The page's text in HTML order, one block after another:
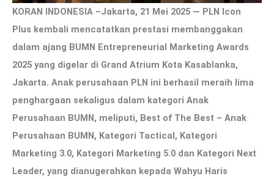
KORAN INDONESIA –Jakarta, 21 Mei 2025 — PLN Icon
Plus kembali mencatatkan prestasi membanggakan
dalam ajang BUMN Entrepreneurial Marketing Awards
2025 yang digelar di Grand Atrium Kota Kasablanka,
Jakarta. Anak perusahaan PLN ini berhasil meraih lima
penghargaan sekaligus dalam kategori Anak
Perusahaan BUMN, meliputi, Best of The Best – Anak
Perusahaan BUMN, Kategori Tactical, Kategori
Marketing 3.0, Kategori Marketing 5.0 dan Kategori Next
Leader, yang dianugerahkan kepada Wahyu Haris